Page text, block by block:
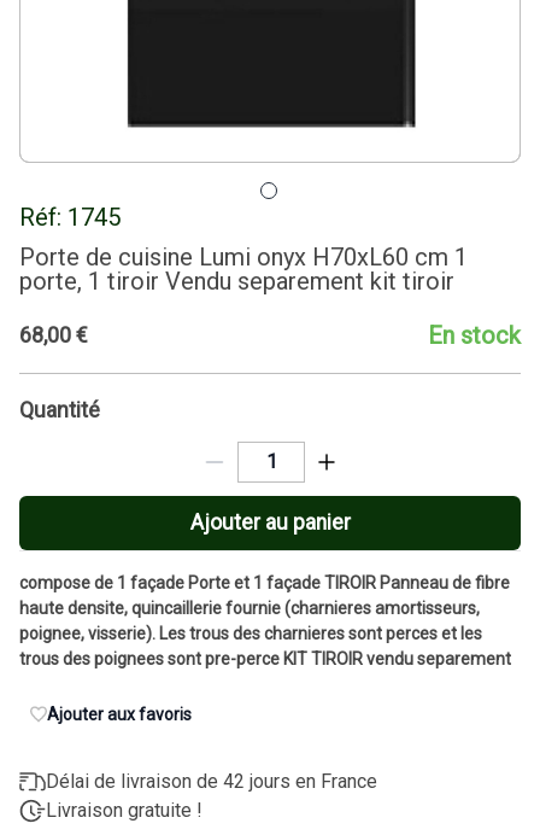
Réf: 1745
Porte de cuisine Lumi onyx H70xL60 cm 1
porte, 1 tiroir Vendu separement kit tiroir
68,00€ En stock
Quantité
Ajouter au panier
compose de 1 façade Porte et 1 façade TIROIR Panneau de fibre
haute densite, quincaillerie fournie (charnieres amortisseurs,
poignee, visserie). Les trous des charnieres sont perces et les
trous des poignees sont pre-perce KIT TIROIR vendu separement
Ajouter aux favoris
Délai de livraison de 42 jours en France
Livraison gratuite !